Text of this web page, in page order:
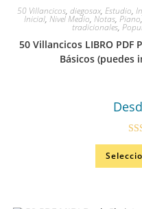
50 Villancicos, diegosax, Estudio,
Inicial, Nivel Medio, Notas, Piano
tradicionales,
50 Villancicos LIBRO
Básicos (puedes